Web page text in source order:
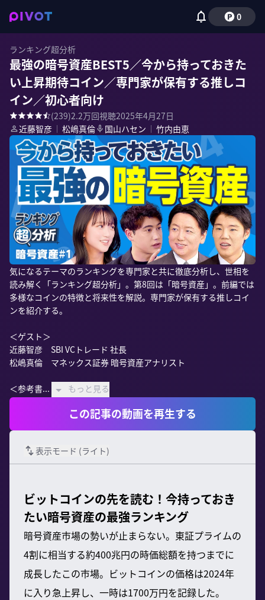
0
ランキング超分析
最強の暗号資産BEST5／今から持っておきた
い上昇期待コイン／専門家が保有する推しコ
イン／初心者向け
(239)2.2万回視聴2025年4月27日
近藤智彦 ｜ 松嶋真倫 国山ハセン ｜ 竹内由恵
気になるテーマのランキングを専門家と共に徹底分析し、世相を
読み解く「ランキング超分析」。第8回は「暗号資産」。前編では
多様なコインの特徴と将来性を解説。専門家が保有する推しコイ
ンを紹介する。
＜ゲスト＞
近藤智彦　SBI VCトレード 社長
松嶋真倫　マネックス証券 暗号資産アナリスト
＜参考書... もっと見る
この記事の動画を再生する
表示モード (ライト)
ビットコインの先を読む！今持っておき
たい暗号資産の最強ランキング
暗号資産市場の勢いが止まらない。東証プライムの
4割に相当する約400兆円の時価総額を持つまでに
成長したこの市場。ビットコインの価格は2024年
に入り急上昇し、一時は1700万円を記録した。